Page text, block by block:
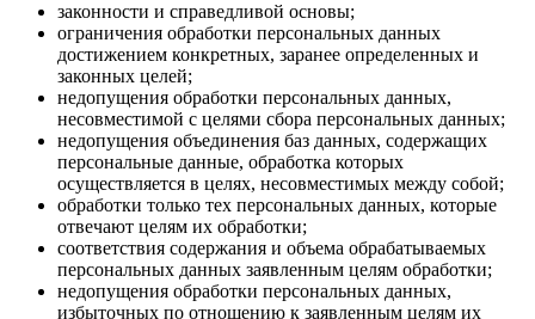
законности и справедливой основы;
ограничения обработки персональных данных
достижением конкретных, заранее определенных и
законных целей;
недопущения обработки персональных данных,
несовместимой с целями сбора персональных данных;
недопущения объединения баз данных, содержащих
персональные данные, обработка которых
осуществляется в целях, несовместимых между собой;
обработки только тех персональных данных, которые
отвечают целям их обработки;
соответствия содержания и объема обрабатываемых
персональных данных заявленным целям обработки;
недопущения обработки персональных данных,
избыточных по отношению к заявленным целям их